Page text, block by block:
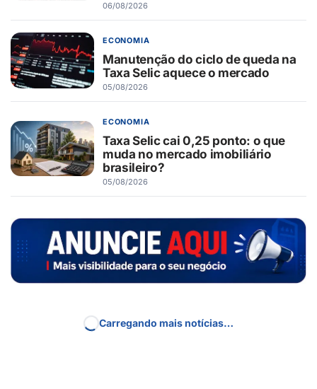
06/08/2026
ECONOMIA
Manutenção do ciclo de queda na
Taxa Selic aquece o mercado
05/08/2026
ECONOMIA
Taxa Selic cai 0,25 ponto: o que
muda no mercado imobiliário
brasileiro?
05/08/2026